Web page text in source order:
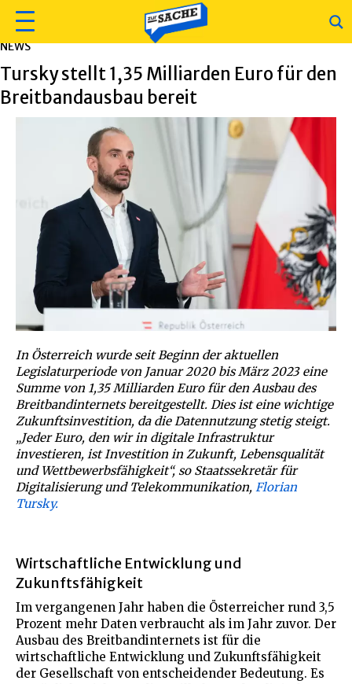
NEWS
Tursky stellt 1,35 Milliarden Euro für den
Breitbandausbau bereit
In Österreich wurde seit Beginn der aktuellen
Legislaturperiode von Januar 2020 bis März 2023 eine
Summe von 1,35 Milliarden Euro für den Ausbau des
Breitbandinternets bereitgestellt. Dies ist eine wichtige
Zukunftsinvestition, da die Datennutzung stetig steigt.
„Jeder Euro, den wir in digitale Infrastruktur
investieren, ist Investition in Zukunft, Lebensqualität
und Wettbewerbsfähigkeit“, so Staatssekretär für
Digitalisierung und Telekommunikation, Florian
Tursky.
Wirtschaftliche Entwicklung und
Zukunftsfähigkeit
Im vergangenen Jahr haben die Österreicher rund 3,5
Prozent mehr Daten verbraucht als im Jahr zuvor. Der
Ausbau des Breitbandinternets ist für die
wirtschaftliche Entwicklung und Zukunftsfähigkeit
der Gesellschaft von entscheidender Bedeutung. Es